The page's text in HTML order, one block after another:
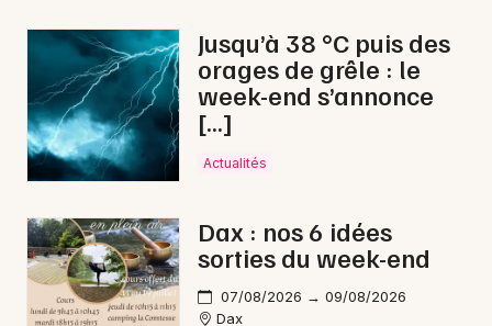
Jusqu’à 38 °C puis des
orages de grêle : le
week-end s’annonce
[…]
Actualités
Dax : nos 6 idées
sorties du week-end
07/08/2026 → 09/08/2026
Dax